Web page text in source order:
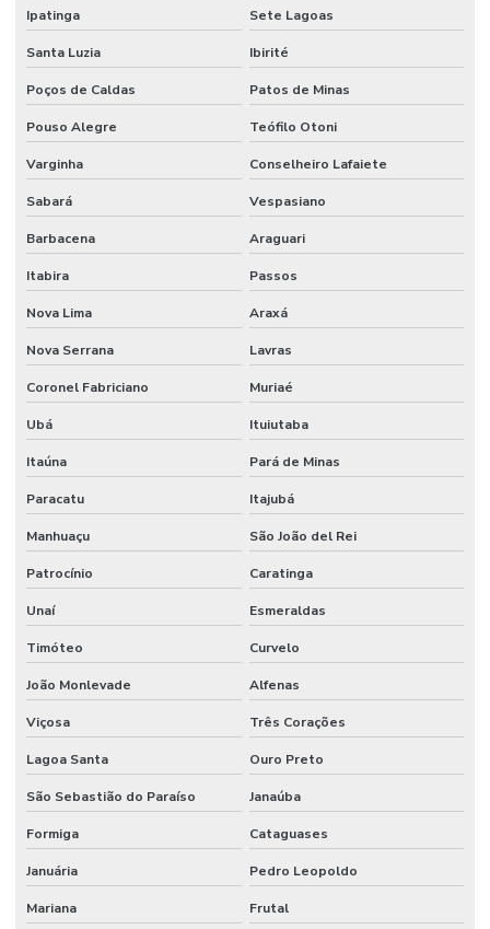
Mangueira Pneumática Para Indústria Em Minas Gerais
Mangueira Pvc Sucção
Mangueira Solda Dupla
Manômetro De Pressão
Manômetro De Pressão Com Glicerina Em Minas Gerais
Manômetro De Pressão Inox Vertical
Manômetro De Pressão Npt Horizontal Em São Paulo
Mola Proteção Plástica
Onde Comprar Válvula Esfera Bi Partida
Preço Registro Gaveta Pleno Em Minas Gerais
Registro Gaveta Pleno
Tomador Pressão
Tubo Flexível Inox
Tubo Galvanizado
Tubo Galvanizado Nbr5580 Em Minas Gerais
Tubo Nylon
Válvula Borboleta Wafer 150lbs
Válvula De Esfera
Válvula De Pé
Válvula Esfera Alta Pressão
Ipatinga Sete Lagoas
Santa Luzia Ibirité
Poços de Caldas Patos de Minas
Pouso Alegre Teófilo Otoni
Varginha Conselheiro Lafaiete
Sabará Vespasiano
Barbacena Araguari
Itabira Passos
Nova Lima Araxá
Nova Serrana Lavras
Coronel Fabriciano Muriaé
Ubá Ituiutaba
Itaúna Pará de Minas
Paracatu Itajubá
Manhuaçu São João del Rei
Patrocínio Caratinga
Unaí Esmeraldas
Timóteo Curvelo
João Monlevade Alfenas
Viçosa Três Corações
Lagoa Santa Ouro Preto
São Sebastião do Paraíso Janaúba
Formiga Cataguases
Januária Pedro Leopoldo
Mariana Frutal